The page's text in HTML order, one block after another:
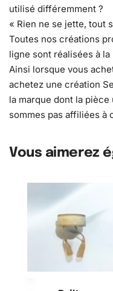
utilisé différemment ?
« Rien ne se jette, tout
Toutes nos créations
ligne sont réalisées à
Ainsi lorsque vous
achetez une création
la marque dont la
sommes pas affiliées à
Vous aimerez